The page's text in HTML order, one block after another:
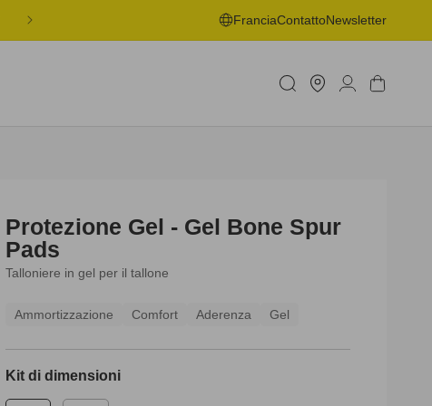
CONSEGNA GRATUITA IN PUNTO DI RITIRO A PARTIRE DA 50€ -
MAGGIORI INFORMAZIONI
FranciaContattoNewsletter
Trova
negozioAccediCarrello
Protezione Gel - Gel Bone Spur
Pads
Talloniere in gel per il tallone
Ammortizzazione Comfort Aderenza Gel
Kit di dimensioni